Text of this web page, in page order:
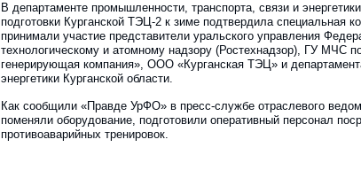
В департаменте промышленности, транспорта, связи и
подготовки Курганской ТЭЦ-2 к зиме подтвердила специальная
принимали участие представители уральского управления
технологическому и атомному надзору (Ростехнадзор), ГУ МЧС
генерирующая компания», ООО «Курганская ТЭЦ» и
энергетики Курганской области.
Как сообщили «Правде УрФО» в пресс-службе отраслевого
поменяли оборудование, подготовили оперативный персонал
противоаварийных тренировок.